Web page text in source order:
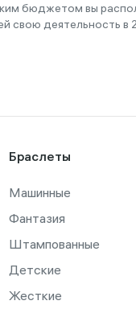
бюджетом вы
деятельность в
Браслеты
Машинные
Фантазия
Штампованные
Детские
Жесткие